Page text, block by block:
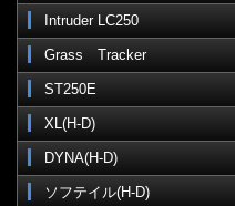
Intruder LC250
Grass Tracker
ST250E
XL(H-D)
DYNA(H-D)
ソフテイル(H-D)